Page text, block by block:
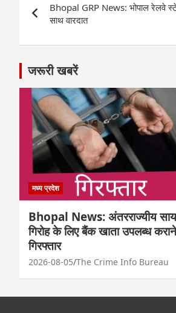
navigation
Bhopal GRP News: भोपाल रेलवे
साथ वारदात
जरूरी खबरें
मध्य प्रदेश
Bhopal News: अंतरराज्यीय
गिरोह के लिए बैंक खाता उपलब्ध
गिरफ्तार
2026-08-05 The Crime Info Bureau